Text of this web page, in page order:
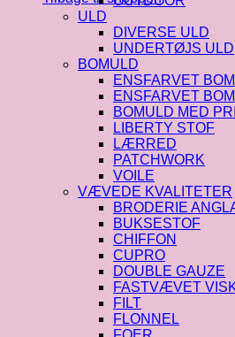
ULD
DIVERSE ULD
UNDERTØJS ULD
BOMULD
ENSFARVET
ENSFARVET
BOMULD MED
LIBERTY STOF
LÆRRED
PATCHWORK
VOILE
VÆVEDE KVALITETER
BRODERIE
BUKSESTOF
CHIFFON
CUPRO
DOUBLE GAUZE
FASTVÆVET
FILT
FLONNEL